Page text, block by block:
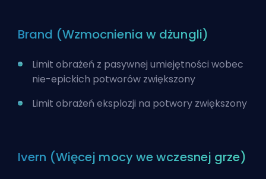
Brand (Wzmocnienia w dżungli)
Limit obrażeń z pasywnej umiejętności wobec
nie-epickich potworów zwiększony
Limit obrażeń eksplozji na potwory zwiększony
Ivern (Więcej mocy we wczesnej grze)